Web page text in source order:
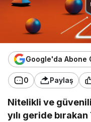
Google'da Abone
0 Paylaş
Nitelikli ve
yılı geride